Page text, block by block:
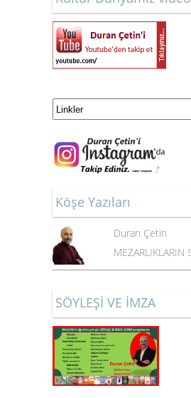
Köşe Yazıları
Duran Çetin
MEZARLIKLARIN
SÖYLEŞİ VE İMZA